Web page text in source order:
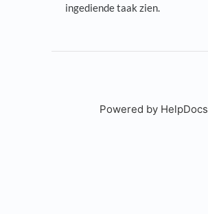
ingediende taak zien.
Powered by HelpDocs